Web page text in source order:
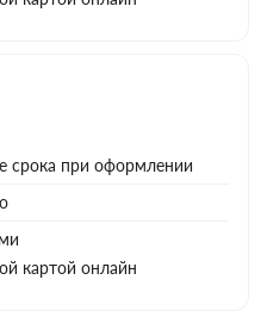
срока при оформлении
картой онлайн